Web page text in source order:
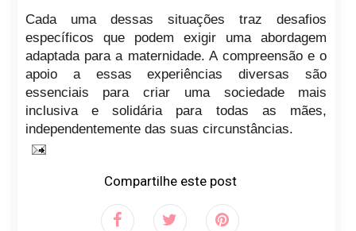
Cada uma dessas situações traz desafios
específicos que podem exigir uma abordagem
adaptada para a maternidade. A compreensão e o
apoio a essas experiências diversas são
essenciais para criar uma sociedade mais
inclusiva e solidária para todas as mães,
independentemente das suas circunstâncias.
Compartilhe este post